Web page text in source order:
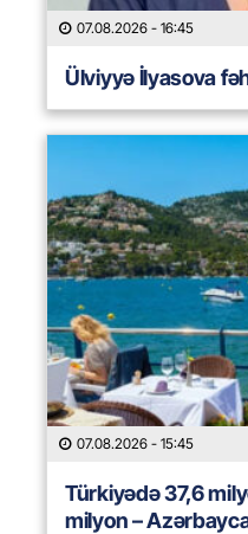
07.08.2026 - 16:45
Ülviyyə İlyasova
07.08.2026 - 15:45
Türkiyədə 37,6
milyon –